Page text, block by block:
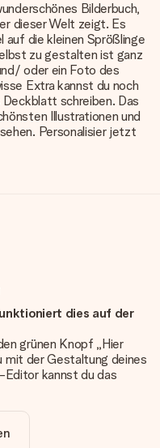
Bilderbuch,
dieser Welt zeigt. Es
auf die kleinen Sprößlinge
zu gestalten ist ganz
oder ein Foto des
Extra kannst du noch
schreiben. Das
Illustrationen und
Personalisier jetzt
dies auf der
grünen Knopf „Hier
mit der Gestaltung deines
Editor kannst du das
um deinem
zu verleihen.